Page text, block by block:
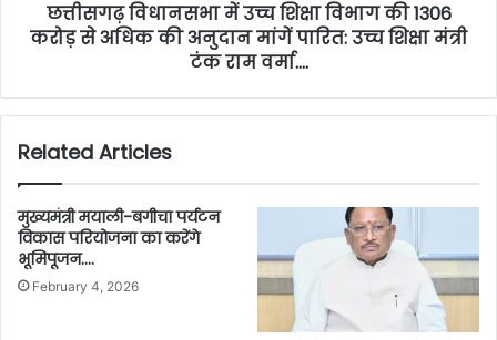
छत्तीसगढ़ विधानसभा में उच्च शिक्षा विभाग की 1306
करोड़ से अधिक की अनुदान मांगें पारित: उच्च शिक्षा मंत्री
टंक राम वर्मा….
Related Articles
मुख्यमंत्री मयाली-बगीचा पर्यटन
विकास परियोजना का करेंगे
भूमिपूजन….
February 4, 2026